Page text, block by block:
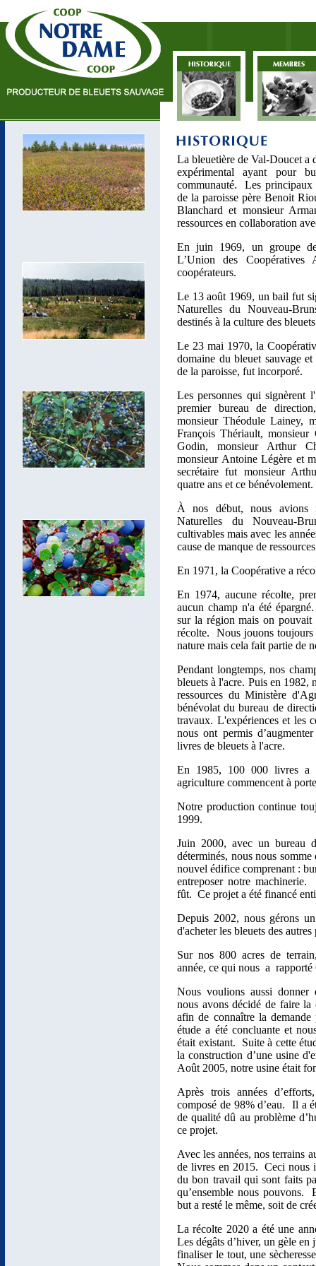
La bleuetière de Val-Doucet a
expérimental ayant pour
communauté. Les
de la paroisse père Benoit
Blanchard et monsieur
ressources en collaboration
En juin 1969, un groupe
L’Union des Coopératives
coopérateurs.
Le 13 août 1969, un bail fut
Naturelles du Nouveau-
destinés à la culture des
Le 23 mai 1970, la
domaine du bleuet sauvage
de la paroisse, fut incorporé.
Les personnes qui signèrent
premier bureau de
monsieur Théodule Lainey,
François Thériault, monsieur
Godin, monsieur Arthur
monsieur Antoine Légère et
secrétaire fut monsieur
quatre ans et ce bénévolement.
À nos début, nous avions
Naturelles du Nouveau-
cultivables mais avec les
cause de manque de
En 1971, la Coopérative a
En 1974, aucune récolte,
aucun champ n'a été
sur la région mais on pouvait
récolte. Nous jouons toujours
nature mais cela fait partie de
Pendant longtemps, nos
bleuets à l'acre. Puis en 1982,
ressources du Ministère
bénévolat du bureau de
travaux. L'expériences et les
nous ont permis
livres de bleuets à l'acre.
En 1985, 100 000 livres a
agriculture commencent à
Notre production continue
1999.
Juin 2000, avec un bureau
déterminés, nous nous
nouvel édifice comprenant :
entreposer notre
fût. Ce projet a été financé
Depuis 2002, nous gérons
d'acheter les bleuets des
Sur nos 800 acres de
année, ce qui nous a
Nous voulions aussi donner
nous avons décidé de faire la
afin de connaître la
étude a été concluante et
était existant. Suite à cette
la construction d’une usine
Août 2005, notre usine était
Après trois années
composé de 98% d’eau. Il a
de qualité dû au problème
ce projet.
Avec les années, nos terrains
de livres en 2015. Ceci nous
du bon travail qui sont faits
qu’ensemble nous pouvons.
but a resté le même, soit de
La récolte 2020 a été une
Les dégâts d’hiver, un gèle
finaliser le tout, une